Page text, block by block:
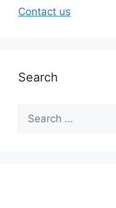
Contact us
Search